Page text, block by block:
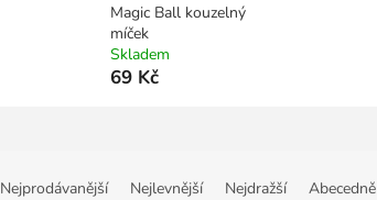
Magic Ball kouzelný
míček
Skladem
69 Kč
Nejprodávanější Nejlevnější Nejdražší Abecedně